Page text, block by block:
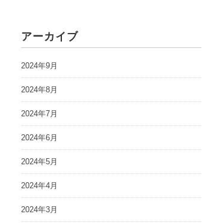
アーカイブ
2024年9月
2024年8月
2024年7月
2024年6月
2024年5月
2024年4月
2024年3月